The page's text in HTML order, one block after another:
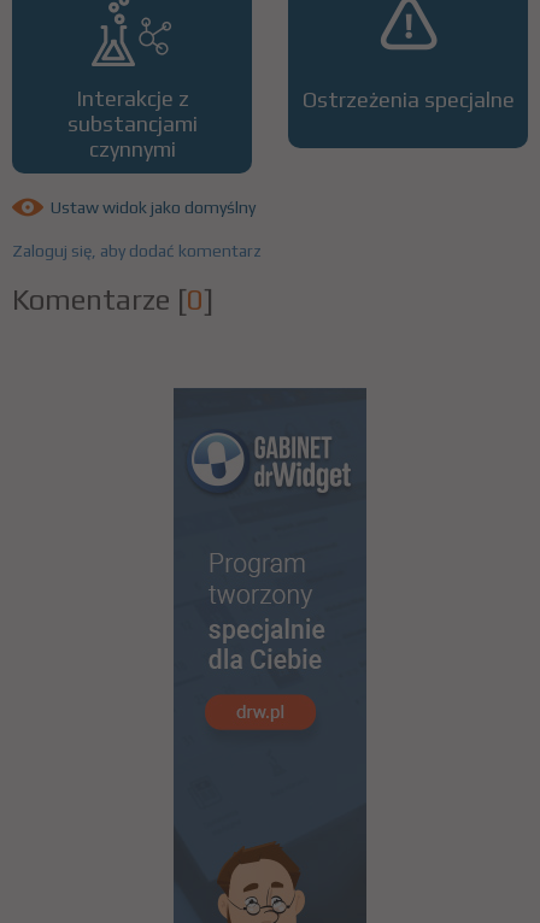
Interakcje z
substancjami
czynnymi
Ostrzeżenia specjalne
Ustaw widok jako domyślny
Zaloguj się, aby dodać komentarz
Komentarze [0]